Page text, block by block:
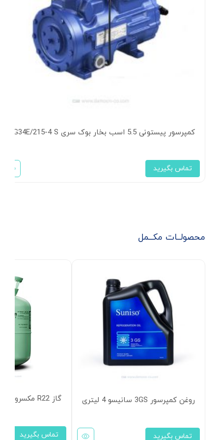
کمپرسور پیستونی 5.5 اسب بخار بوک سری HG34E/215-4 S
تماس بگیرید
محصولــات مکــمل
روغن کمپرسور 3GS سانیسو 4 لیتری
تماس بگیرید
گاز R22 مکسرون
تماس بگیرید